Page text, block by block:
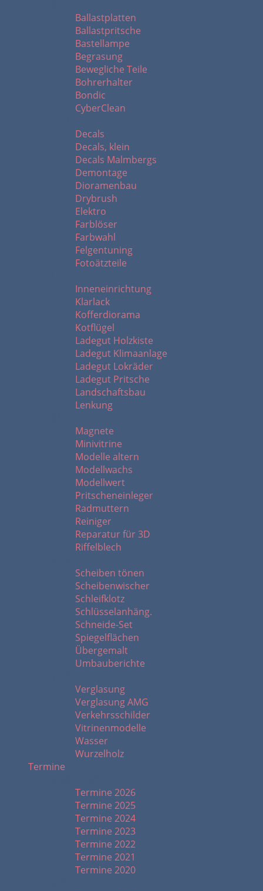
Ballastplatten
Ballastpritsche
Bastellampe
Begrasung
Bewegliche Teile
Bohrerhalter
Bondic
CyberClean
Decals
Decals, klein
Decals Malmbergs
Demontage
Dioramenbau
Drybrush
Elektro
Farblöser
Farbwahl
Felgentuning
Fotoätzteile
Inneneinrichtung
Klarlack
Kofferdiorama
Kotflügel
Ladegut Holzkiste
Ladegut Klimaanlage
Ladegut Lokräder
Ladegut Pritsche
Landschaftsbau
Lenkung
Magnete
Minivitrine
Modelle altern
Modellwachs
Modellwert
Pritscheneinleger
Radmuttern
Reiniger
Reparatur für 3D
Riffelblech
Scheiben tönen
Scheibenwischer
Schleifklotz
Schlüsselanhäng.
Schneide-Set
Spiegelflächen
Übergemalt
Umbauberichte
Verglasung
Verglasung AMG
Verkehrsschilder
Vitrinenmodelle
Wasser
Wurzelholz
Termine
Termine 2026
Termine 2025
Termine 2024
Termine 2023
Termine 2022
Termine 2021
Termine 2020